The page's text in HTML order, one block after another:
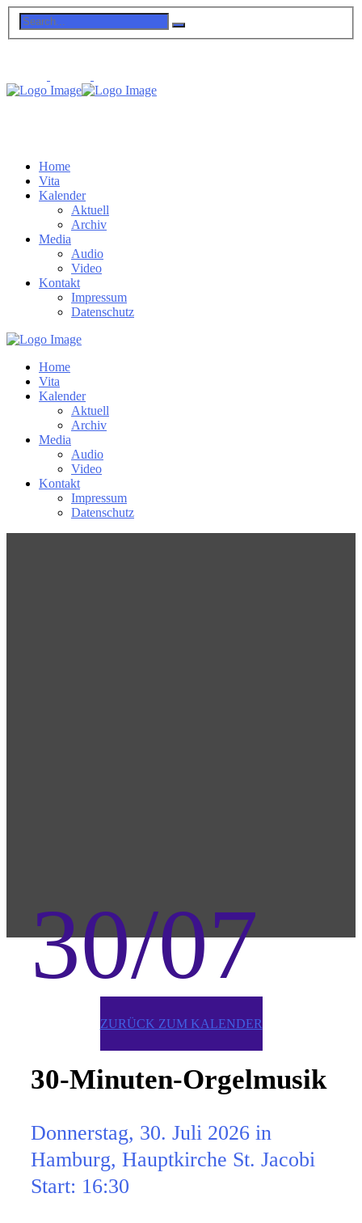
Home
Vita
Kalender
Aktuell
Archiv
Media
Audio
Video
Kontakt
Impressum
Datenschutz
Home
Vita
Kalender
Aktuell
Archiv
Media
Audio
Video
Kontakt
Impressum
Datenschutz
30/07
ZURÜCK ZUM KALENDER
30-Minuten-Orgelmusik
Donnerstag, 30. Juli 2026 in
Hamburg, Hauptkirche St. Jacobi
Start: 16:30